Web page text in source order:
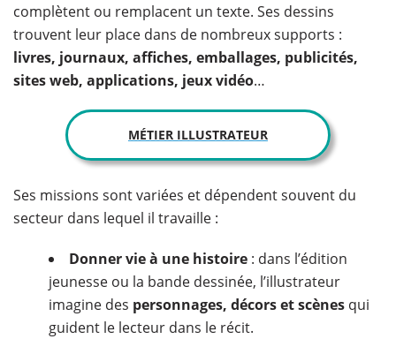
complètent ou remplacent un texte. Ses dessins
trouvent leur place dans de nombreux supports :
livres, journaux, affiches, emballages, publicités,
sites web, applications, jeux vidéo…
MÉTIER ILLUSTRATEUR
Ses missions sont variées et dépendent souvent du
secteur dans lequel il travaille :
Donner vie à une histoire : dans l’édition
jeunesse ou la bande dessinée, l’illustrateur
imagine des personnages, décors et scènes qui
guident le lecteur dans le récit.